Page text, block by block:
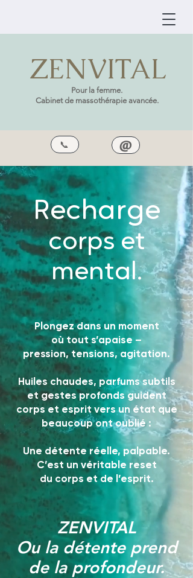
ZENVITAL
Pour la femme.
Cabinet de massothérapie avancée.
📞 @
Recharge
corps et
mental.
Plongez dans un moment
où tout s’apaise –
pression, tensions, agitation.
Huiles chaudes, parfums subtils
et gestes profonds guident
corps et esprit vers un état que
beaucoup ont oublié :
Une détente réelle, palpable.
C’est un véritable reset
du corps et de l’esprit.
ZENVITAL
Ou la détente prend
de la profondeur.